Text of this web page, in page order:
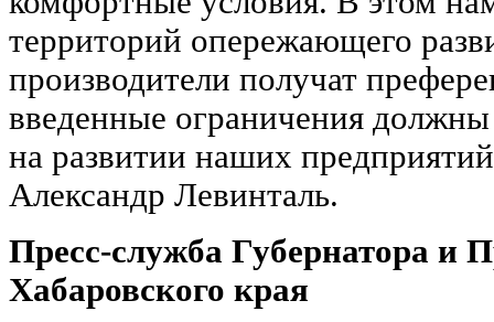
территорий опережающего
производители получат
введенные ограничения должны
на развитии наших
Александр Левинталь.
Пресс-служба Губернатора и
Хабаровского края